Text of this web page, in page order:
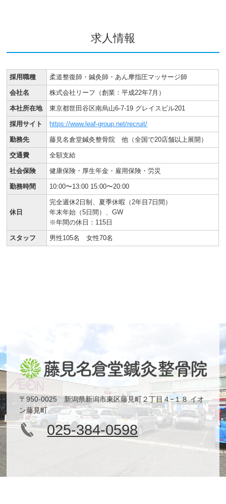
求人情報
採用職種 柔道整復師・鍼灸師・あん摩指圧マッサージ師
会社名 株式会社リーフ（創業：平成22年7月）
本社所在地 東京都世田谷区南烏山6-7-19 グレイスビル201
採用サイト https://www.leaf-group.net/recruit/
勤務先 藤見名倉堂鍼灸整骨院 他（全国で20店舗以上展開）
交通費 全額支給
社会保険 健康保険・厚生年金・雇用保険・労災
勤務時間 10:00〜13:00 15:00〜20:00
休日
完全週休2日制、夏季休暇（2年目7日間）
年末年始（5日間）、GW
※年間の休日：115日
スタッフ 男性105名 女性70名
〒950-0025 新潟県新潟市東区藤見町２丁目４−１８ イオ
ン藤見町
025-384-0598